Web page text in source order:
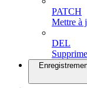
PATCH
Mettre à
DEL